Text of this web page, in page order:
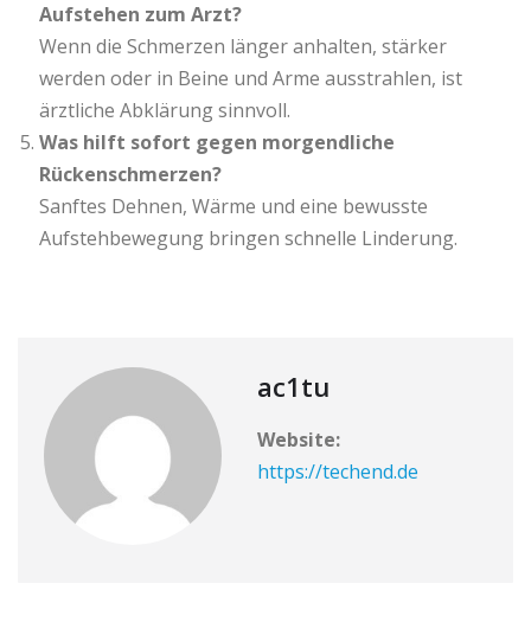
Aufstehen zum Arzt?
Wenn die Schmerzen länger anhalten, stärker
werden oder in Beine und Arme ausstrahlen, ist
ärztliche Abklärung sinnvoll.
Was hilft sofort gegen morgendliche
Rückenschmerzen?
Sanftes Dehnen, Wärme und eine bewusste
Aufstehbewegung bringen schnelle Linderung.
ac1tu
Website:
https://techend.de